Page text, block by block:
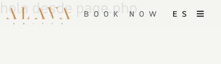
BOOK NOW ES
hola desde page.php